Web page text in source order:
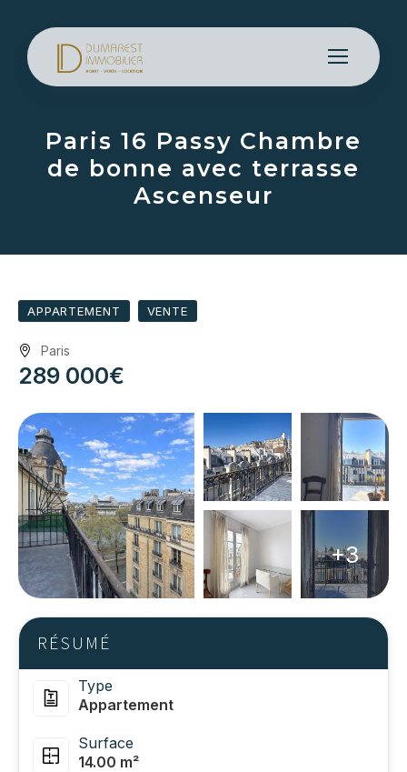
Paris 16 Passy Chambre
de bonne avec terrasse
Ascenseur
APPARTEMENT VENTE
Paris
289 000€
+3
RÉSUMÉ
Type
Appartement
Surface
14.00 m²